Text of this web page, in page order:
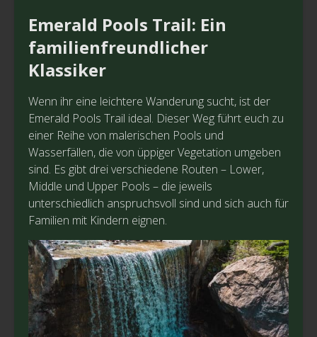
Emerald Pools Trail: Ein
familienfreundlicher
Klassiker
Wenn ihr eine leichtere Wanderung sucht, ist der
Emerald Pools Trail ideal. Dieser Weg führt euch zu
einer Reihe von malerischen Pools und
Wasserfällen, die von üppiger Vegetation umgeben
sind. Es gibt drei verschiedene Routen – Lower,
Middle und Upper Pools – die jeweils
unterschiedlich anspruchsvoll sind und sich auch für
Familien mit Kindern eignen.